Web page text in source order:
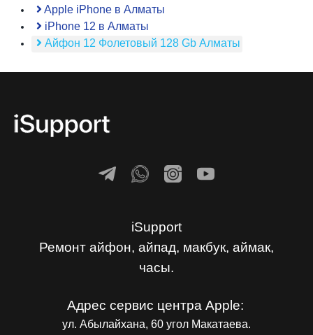
Apple iPhone в Алматы
iPhone 12 в Алматы
Айфон 12 Фолетовый 128 Gb Алматы
iSupport
Ремонт айфон, айпад, макбук, аймак,
часы.
Адрес сервис центра Apple:
ул. Абылайхана, 60 угол Макатаева.